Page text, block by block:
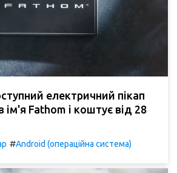
електричний пікап
Fathom і коштує від 28
#Android (операційна система)